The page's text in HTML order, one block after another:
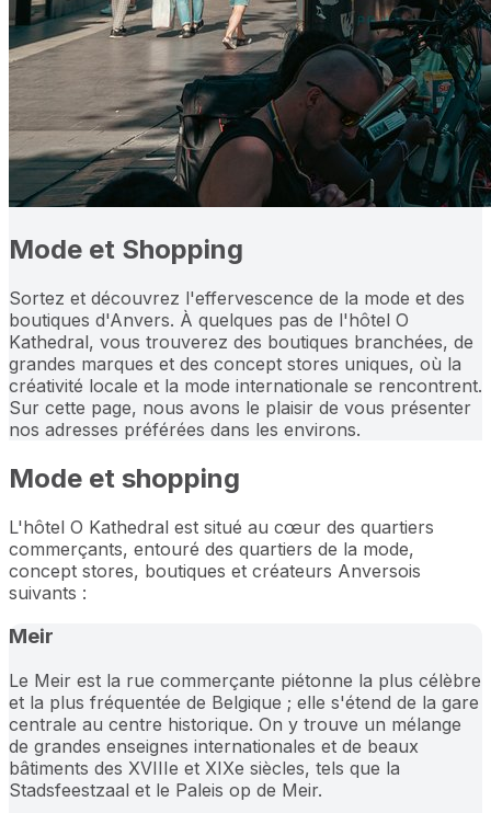
Mode et Shopping
Sortez et découvrez l'effervescence de la mode et des
boutiques d'Anvers. À quelques pas de l'hôtel O
Kathedral, vous trouverez des boutiques branchées, de
grandes marques et des concept stores uniques, où la
créativité locale et la mode internationale se rencontrent.
Sur cette page, nous avons le plaisir de vous présenter
nos adresses préférées dans les environs.
Mode et shopping
L'hôtel O Kathedral est situé au cœur des quartiers
commerçants, entouré des quartiers de la mode,
concept stores, boutiques et créateurs Anversois
suivants :
Meir
Le Meir est la rue commerçante piétonne la plus célèbre
et la plus fréquentée de Belgique ; elle s'étend de la gare
centrale au centre historique. On y trouve un mélange
de grandes enseignes internationales et de beaux
bâtiments des XVIIIe et XIXe siècles, tels que la
Stadsfeestzaal et le Paleis op de Meir.